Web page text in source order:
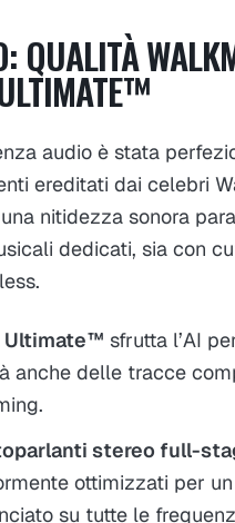
QUALITÀ
audio è stata
ereditati dai celebri
nitidezza sonora
dedicati, sia con
Ultimate™ sfrutta l’AI
anche delle tracce
stereo full-
ottimizzati per
su tutte le